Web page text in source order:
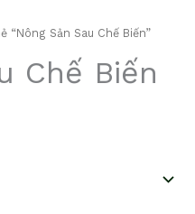
Sản Sau Chế Biến”
Chế Biến